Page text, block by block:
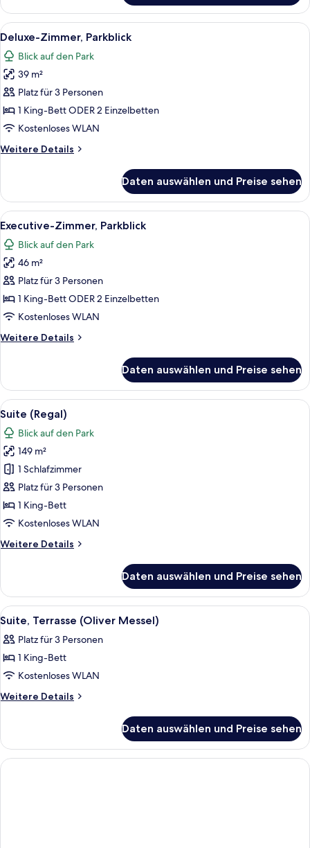
Suite
(Executive)
Alle
Fotos
für
Deluxe-
Zimmer,
Parkblick
anzeigen
Ein Hotelzimmer mit einem großen
14
Deluxe-Zimmer, Parkblick
Blick auf den Park
39 m²
Platz für 3 Personen
1 King-Bett ODER 2 Einzelbetten
Kostenloses WLAN
Weitere Details
Weitere
Zimmer,
Parkblick
Daten auswählen und Preise sehen
Alle
Fotos
für
Executive-
Zimmer,
Parkblick
anzeigen
Ein Schlafzimmer mit einem großen
11
Executive-Zimmer, Parkblick
Blick auf den Park
46 m²
Platz für 3 Personen
1 King-Bett ODER 2 Einzelbetten
Kostenloses WLAN
Weitere Details
Weitere
Zimmer,
Parkblick
Daten auswählen und Preise sehen
Alle
Fotos
für
Suite
(Regal)
anzeigen
Ein Zimmer mit blauem
13
Suite (Regal)
Blick auf den Park
149 m²
1 Schlafzimmer
Platz für 3 Personen
1 King-Bett
Kostenloses WLAN
Weitere Details
Weitere
(Regal)
Daten auswählen und Preise sehen
Alle
Fotos
für
Suite,
Terrasse
(Oliver
Ein großes Bett mit floralem
5
Suite, Terrasse (Oliver Messel)
Platz für 3 Personen
1 King-Bett
Kostenloses WLAN
Weitere Details
Weitere
Terrasse
(Oliver
Messel)
Daten auswählen und Preise sehen